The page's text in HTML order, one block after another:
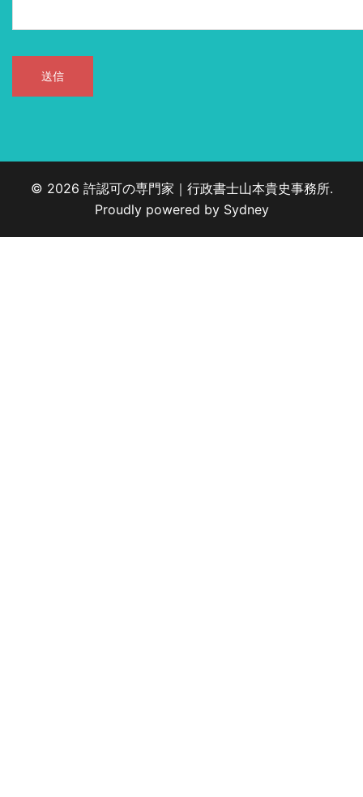
© 2026 許認可の専門家｜行政書士山本貴史事務所.
Proudly powered by Sydney